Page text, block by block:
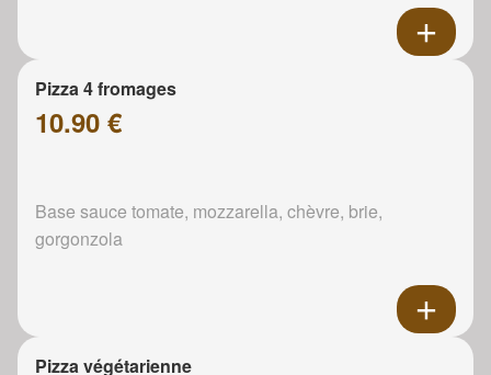
Pizza 4 fromages
10.90 €
Base sauce tomate, mozzarella, chèvre, brie,
gorgonzola
Pizza végétarienne